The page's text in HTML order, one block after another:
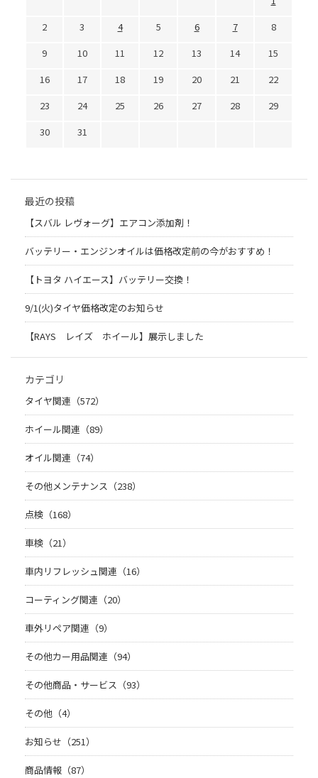
2
3 4 5 6 7
8
9
10 11 12 13 14
15
16
17 18 19 20 21
22
23
24 25 26 27 28
29
30
31
最近の投稿
【スバル レヴォーグ】エアコン添加剤！
バッテリー・エンジンオイルは価格改定前の今がおすすめ！
【トヨタ ハイエース】バッテリー交換！
9/1(火)タイヤ価格改定のお知らせ
【RAYS レイズ ホイール】展示しました
カテゴリ
タイヤ関連（572）
ホイール関連（89）
オイル関連（74）
その他メンテナンス（238）
点検（168）
車検（21）
車内リフレッシュ関連（16）
コーティング関連（20）
車外リペア関連（9）
その他カー用品関連（94）
その他商品・サービス（93）
その他（4）
お知らせ（251）
商品情報（87）